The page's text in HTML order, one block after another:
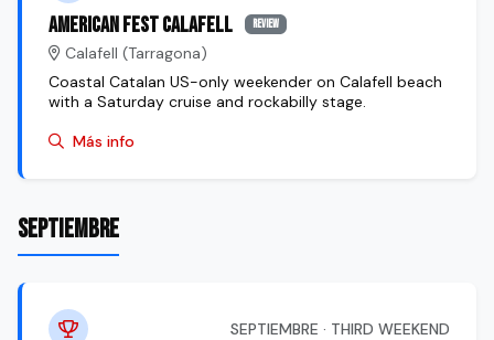
American Fest Calafell review
Calafell (Tarragona)
Coastal Catalan US-only weekender on Calafell beach
with a Saturday cruise and rockabilly stage.
Más info
SEPTIEMBRE
SEPTIEMBRE · THIRD WEEKEND